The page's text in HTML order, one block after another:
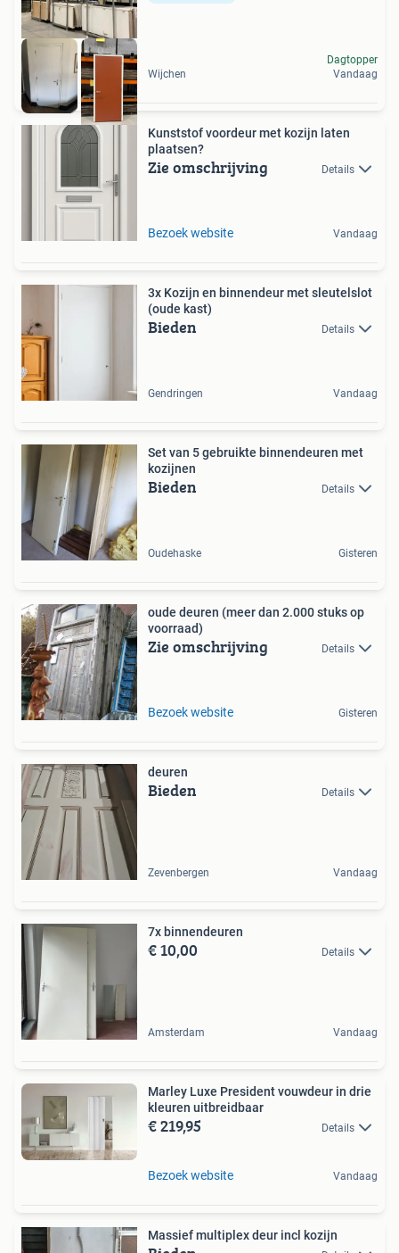
Wijchen
Dagtopper
Vandaag
Kunststof voordeur met kozijn laten
plaatsen?
Zie omschrijving Details
Bezoek website Vandaag
3x Kozijn en binnendeur met sleutelslot
(oude kast)
Bieden Details
Gendringen Vandaag
Set van 5 gebruikte binnendeuren met
kozijnen
Bieden Details
Oudehaske Gisteren
oude deuren (meer dan 2.000 stuks op
voorraad)
Zie omschrijving Details
Bezoek website Gisteren
deuren
Bieden Details
Zevenbergen Vandaag
7x binnendeuren
€ 10,00 Details
Amsterdam Vandaag
Marley Luxe President vouwdeur in drie
kleuren uitbreidbaar
€ 219,95 Details
Bezoek website Vandaag
Massief multiplex deur incl kozijn